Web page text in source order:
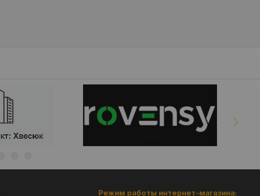
Режим работы интернет-магазина: